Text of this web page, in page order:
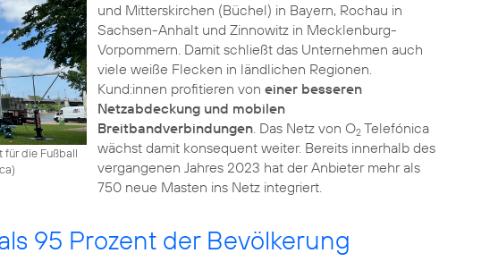
für die Fußball
)
und Mitterskirchen (Büchel) in Bayern, Rochau in
Sachsen-Anhalt und Zinnowitz in Mecklenburg-
Vorpommern. Damit schließt das Unternehmen auch
viele weiße Flecken in ländlichen Regionen.
Kund:innen profitieren von einer besseren
Netzabdeckung und mobilen
Breitbandverbindungen. Das Netz von O2Telefónica
wächst damit konsequent weiter. Bereits innerhalb des
vergangenen Jahres 2023 hat der Anbieter mehr als
750 neue Masten ins Netz integriert.
95 Prozent der Bevölkerung